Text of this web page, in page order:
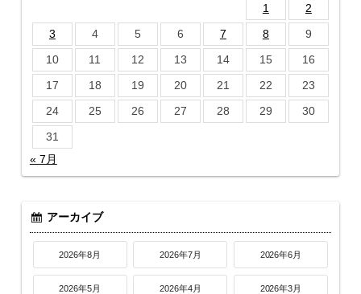
1
2
3
4 5 6 7 8
9
10
11 12 13 14 15
16
17
18 19 20 21 22
23
24
25 26 27 28 29
30
31
« 7月
アーカイブ
2026年8月 2026年7月 2026年6月
2026年5月 2026年4月 2026年3月